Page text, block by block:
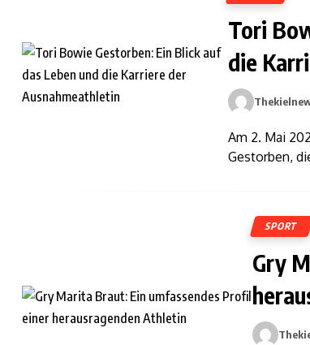
Tori
die
Am 2. Mai
Gestorben,
SPORT
Gry